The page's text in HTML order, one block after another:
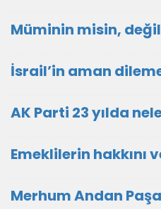
Müminin misin,
İsrail’in aman
AK Parti 23 yılda
Emeklilerin hakkını
Merhum Andan